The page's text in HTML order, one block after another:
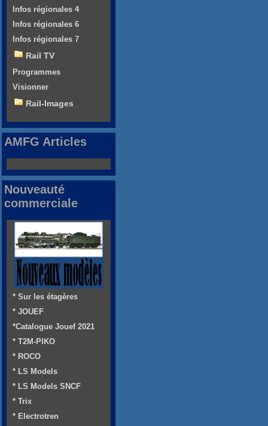
Infos régionales 4
Infos régionales 6
Infos régionales 7
Rail TV
Programmes
Visionner
Rail-Images
AMFG Articles
Nouveauté
commerciale
* Sur les étagères
* JOUEF
*Catalogue Jouef 2021
* T2M-PIKO
* ROCO
* LS Models
* LS Models SNCF
* Trix
* Electrotren